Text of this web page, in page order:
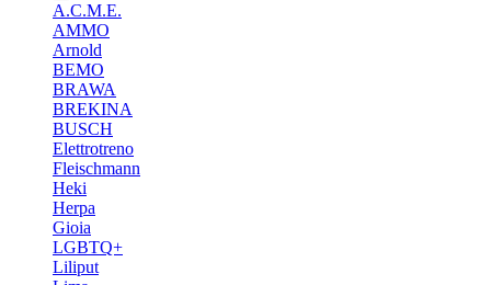
A.C.M.E.
AMMO
Arnold
BEMO
BRAWA
BREKINA
BUSCH
Elettrotreno
Fleischmann
Heki
Herpa
Gioia
LGBTQ+
Liliput